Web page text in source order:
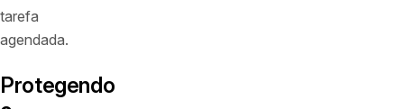
tarefa
agendada.
Protegendo